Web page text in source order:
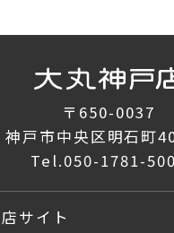
〒650-0037
神戸市中央区明石町
Tel.050-1781-
サイト